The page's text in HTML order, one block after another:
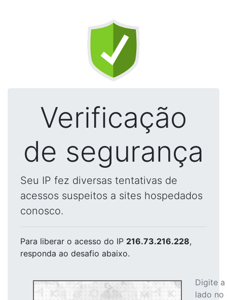
Verificação
de segurança
Seu IP fez diversas tentativas de
acessos suspeitos a sites hospedados
conosco.
Para liberar o acesso do IP 216.73.216.228,
responda ao desafio abaixo.
Digite
lado no